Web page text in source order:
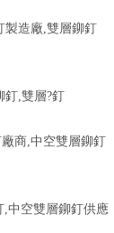
製造廠,雙層鉚釘
釘,雙層?釘
商,中空雙層鉚釘
中空雙層鉚釘供應